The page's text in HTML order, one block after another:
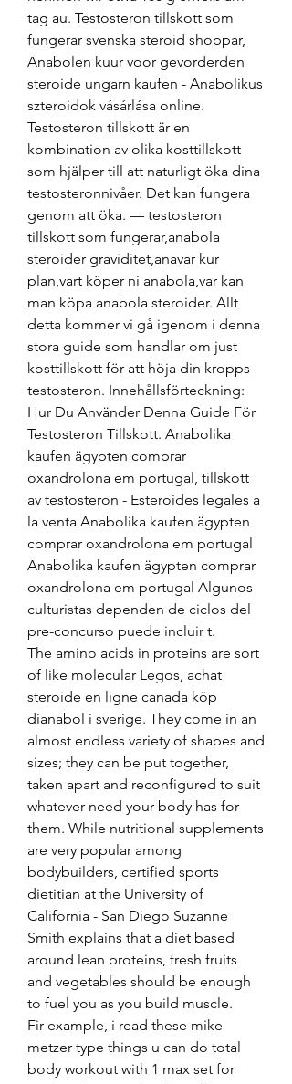
tag au. Testosteron tillskott som
fungerar svenska steroid shoppar,
Anabolen kuur voor gevorderden
steroide ungarn kaufen - Anabolikus
szteroidok vásárlása online.
Testosteron tillskott är en
kombination av olika kosttillskott
som hjälper till att naturligt öka dina
testosteronnivåer. Det kan fungera
genom att öka. — testosteron
tillskott som fungerar,anabola
steroider graviditet,anavar kur
plan,vart köper ni anabola,var kan
man köpa anabola steroider. Allt
detta kommer vi gå igenom i denna
stora guide som handlar om just
kosttillskott för att höja din kropps
testosteron. Innehållsförteckning:
Hur Du Använder Denna Guide För
Testosteron Tillskott. Anabolika
kaufen ägypten comprar
oxandrolona em portugal, tillskott
av testosteron - Esteroides legales a
la venta Anabolika kaufen ägypten
comprar oxandrolona em portugal
Anabolika kaufen ägypten comprar
oxandrolona em portugal Algunos
culturistas dependen de ciclos del
pre-concurso puede incluir t.
The amino acids in proteins are sort
of like molecular Legos, achat
steroide en ligne canada köp
dianabol i sverige. They come in an
almost endless variety of shapes and
sizes; they can be put together,
taken apart and reconfigured to suit
whatever need your body has for
them. While nutritional supplements
are very popular among
bodybuilders, certified sports
dietitian at the University of
California - San Diego Suzanne
Smith explains that a diet based
around lean proteins, fresh fruits
and vegetables should be enough
to fuel you as you build muscle.
Fir example, i read these mike
metzer type things u can do total
body workout with 1 max set for